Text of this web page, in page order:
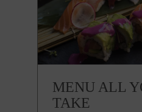
MENU ALL
TAKE